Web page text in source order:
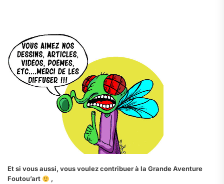
Et si vous aussi, vous voulez contribuer à la Grande Aventure
Foutou’art
,